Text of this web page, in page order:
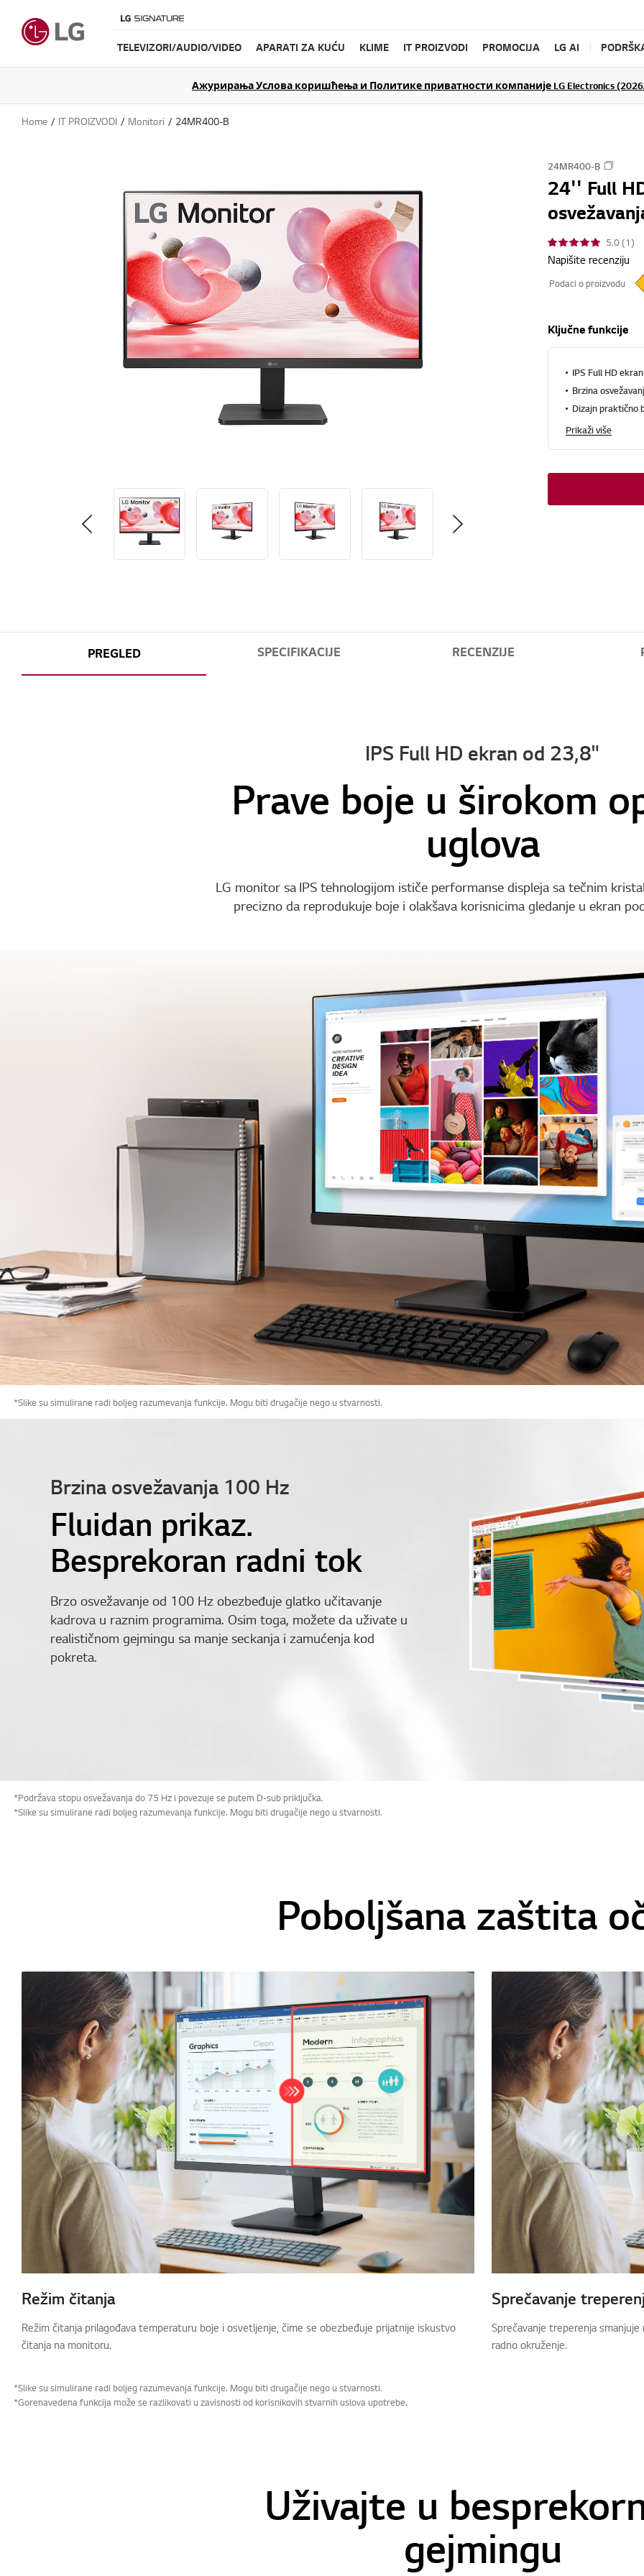
TELEVIZORI/AUDIO/VIDEO APARATI ZA KUĆU KLIME IT PROIZVODI PROMOCIJA LG AI
Ажурирања Услова коришћења и Политике приватности компаније LG Electronics
Home IT PROIZVODI Monitori 24MR400-B
24MR400-B
24'' Full
5.0 (1)
Napišite recenziju
Podaci o proizvodu
Ključne funkcije
IPS Full HD
Brzina
Dizajn praktično
Prikaži više
PREGLED SPECIFIKACIJE RECENZIJE
IPS Full HD ekran od 23,8"
Prave boje u širokom
uglova
LG monitor sa IPS tehnologijom ističe performanse displeja sa tečnim
precizno da reprodukuje boje i olakšava korisnicima gledanje u ekran
*Slike su simulirane radi boljeg razumevanja funkcije. Mogu biti drugačije nego u stvarnosti.
Brzina osvežavanja 100 Hz
Fluidan prikaz.
Besprekoran radni tok
Brzo osvežavanje od 100 Hz obezbeđuje glatko učitavanje
kadrova u raznim programima. Osim toga, možete da uživate u
realističnom gejmingu sa manje seckanja i zamućenja kod
pokreta.
*Podržava stopu osvežavanja do 75 Hz i povezuje se putem D-sub priključka.
*Slike su simulirane radi boljeg razumevanja funkcije. Mogu biti drugačije nego u stvarnosti.
Poboljšana zaštita
Režim čitanja
Režim čitanja prilagođava temperaturu boje i osvetljenje, čime se obezbeđuje prijatnije iskustvo
čitanja na monitoru.
Sprečavanje
Sprečavanje treperenja
radno okruženje.
*Slike su simulirane radi boljeg razumevanja funkcije. Mogu biti drugačije nego u stvarnosti.
*Gorenavedena funkcija može se razlikovati u zavisnosti od korisnikovih stvarnih uslova upotrebe.
Uživajte u
gejmingu